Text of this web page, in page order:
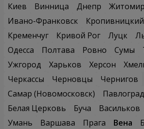
Киев
Винница Днепр Житомир
Ивано-Франковск
Кременчуг
Кривой Рог Луцк
Одесса
Полтава Ровно Сумы
Ужгород
Харьков Херсон
Черкассы
Черновцы
Чернигов
Самар (Новомосковск)
Павлоград
Белая Церковь
Буча Васильков
Умань
Варшава Прага Вена